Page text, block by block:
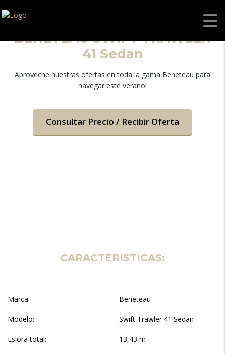
BENETEAU SWIFT TRAWLER
41 Sedan
Aproveche nuestras ofertas en toda la gama Beneteau para
navegar este verano!
Consultar Precio / Recibir Oferta
CARACTERISTICAS:
Marca: Beneteau
Modelo: Swift Trawler 41 Sedan
Eslora total: 13,43 m